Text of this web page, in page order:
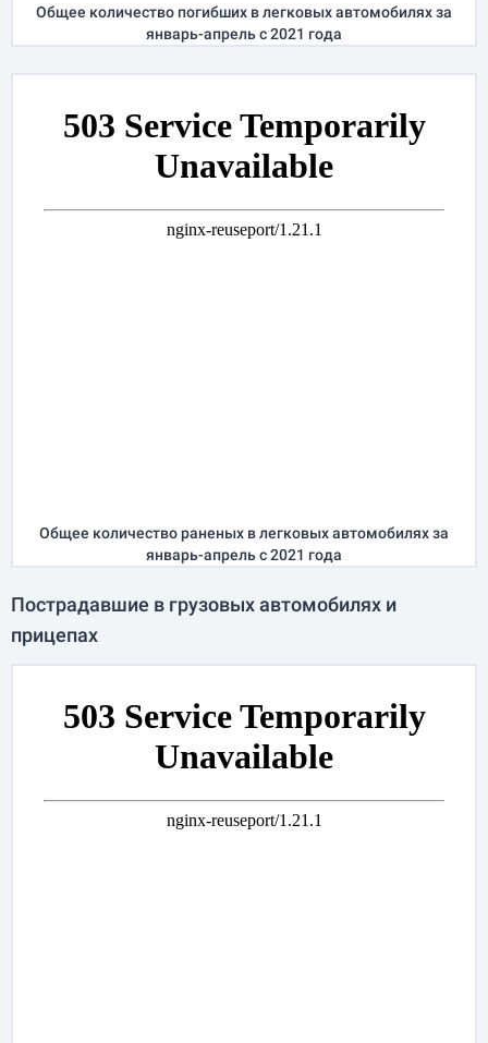
Общее количество погибших в легковых автомобилях за
январь-апрельс 2021 года
Общее количество раненых в легковых автомобилях за
январь-апрельс 2021 года
Пострадавшие в грузовых автомобилях и
прицепах